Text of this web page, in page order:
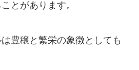
とがあります。
豊穣と繁栄の象徴としても